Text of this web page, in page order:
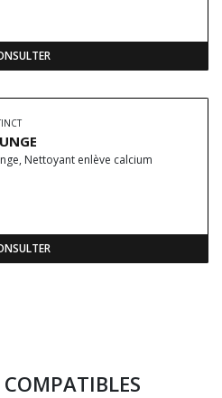
Nettoyant enlève calcium